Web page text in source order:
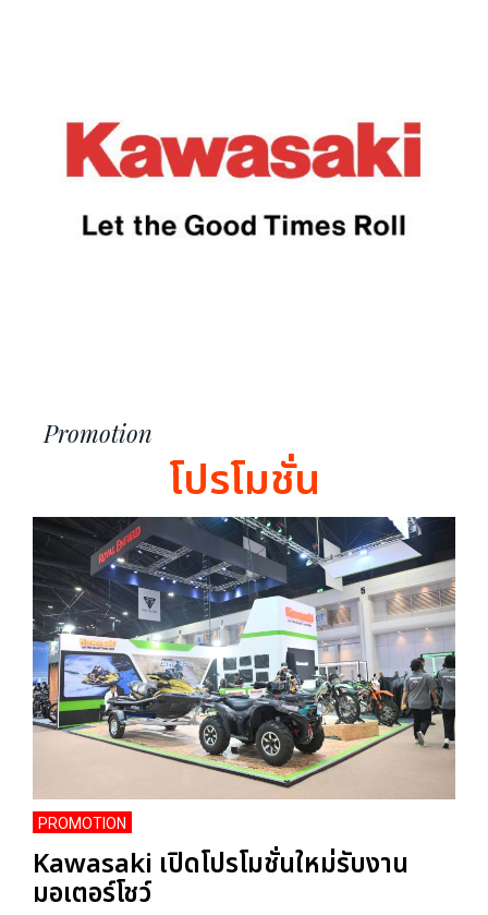
Promotion
โปรโมชั่น
PROMOTION
Kawasaki เปิดโปรโมชั่นใหม่รับงาน
มอเตอร์โชว์